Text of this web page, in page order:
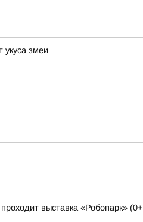
укуса змеи
выставка «Робопарк»